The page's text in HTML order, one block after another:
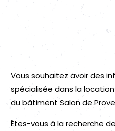
Vous souhaitez avoir des
spécialisée dans la
du bâtiment Salon de
Êtes-vous à la recherche